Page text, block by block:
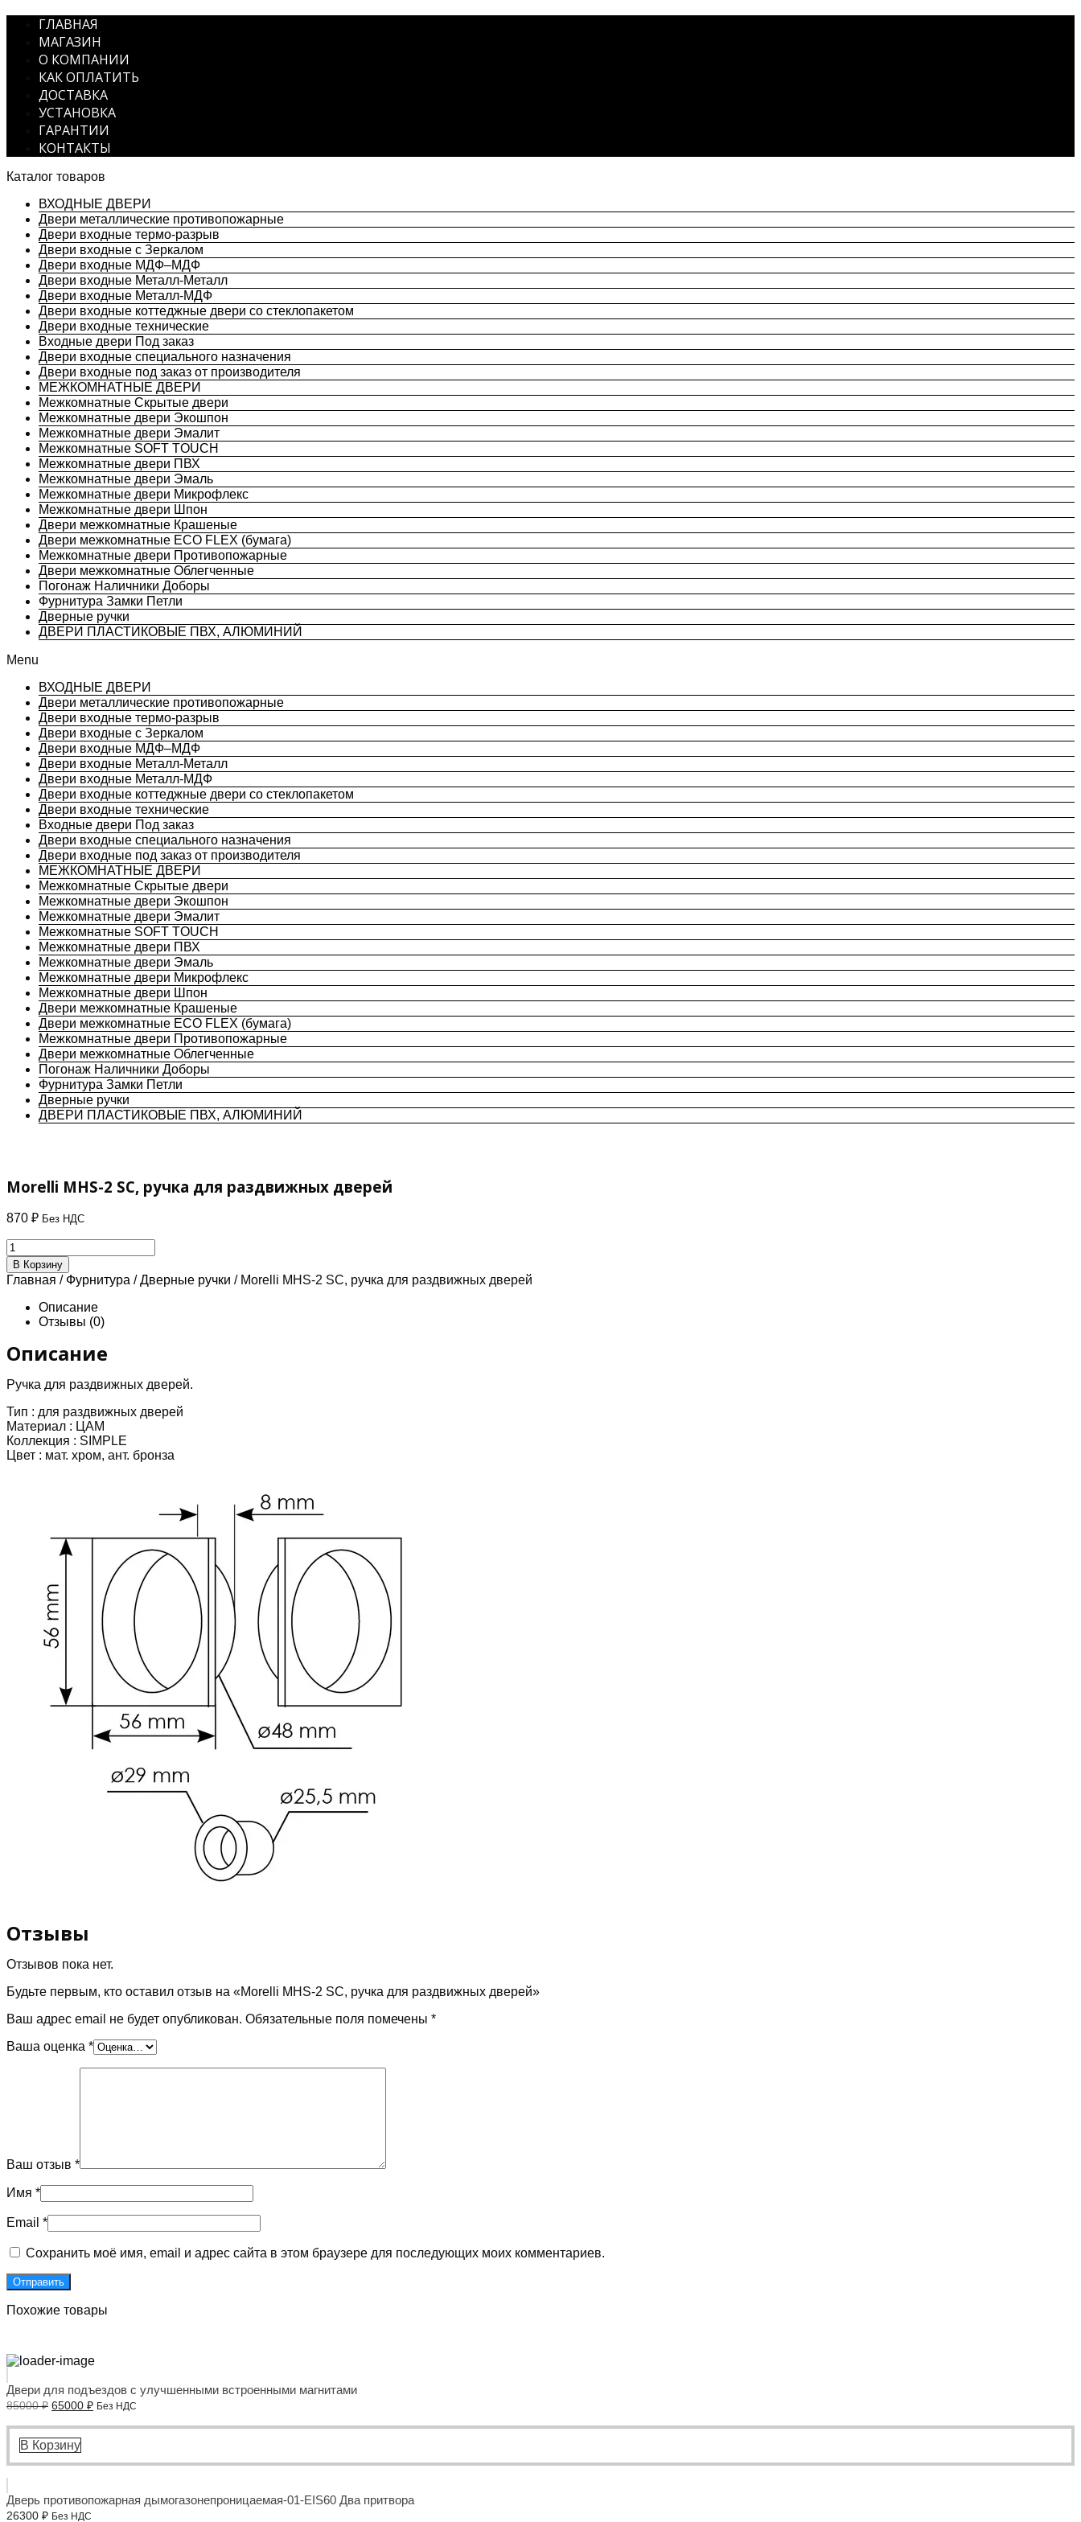
ГЛАВНАЯ
МАГАЗИН
О КОМПАНИИ
КАК ОПЛАТИТЬ
ДОСТАВКА
УСТАНОВКА
ГАРАНТИИ
КОНТАКТЫ
Каталог товаров
ВХОДНЫЕ ДВЕРИ
Двери металлические противопожарные
Двери входные термо-разрыв
Двери входные с Зеркалом
Двери входные МДФ–МДФ
Двери входные Металл-Металл
Двери входные Металл-МДФ
Двери входные коттеджные двери со стеклопакетом
Двери входные технические
Входные двери Под заказ
Двери входные специального назначения
Двери входные под заказ от производителя
МЕЖКОМНАТНЫЕ ДВЕРИ
Межкомнатные Скрытые двери
Межкомнатные двери Экошпон
Межкомнатные двери Эмалит
Межкомнатные SOFT TOUCH
Межкомнатные двери ПВХ
Межкомнатные двери Эмаль
Межкомнатные двери Микрофлекс
Межкомнатные двери Шпон
Двери межкомнатные Крашеные
Двери межкомнатные ECO FLEX (бумага)
Межкомнатные двери Противопожарные
Двери межкомнатные Облегченные
Погонаж Наличники Доборы
Фурнитура Замки Петли
Дверные ручки
ДВЕРИ ПЛАСТИКОВЫЕ ПВХ, АЛЮМИНИЙ
Menu
ВХОДНЫЕ ДВЕРИ
Двери металлические противопожарные
Двери входные термо-разрыв
Двери входные с Зеркалом
Двери входные МДФ–МДФ
Двери входные Металл-Металл
Двери входные Металл-МДФ
Двери входные коттеджные двери со стеклопакетом
Двери входные технические
Входные двери Под заказ
Двери входные специального назначения
Двери входные под заказ от производителя
МЕЖКОМНАТНЫЕ ДВЕРИ
Межкомнатные Скрытые двери
Межкомнатные двери Экошпон
Межкомнатные двери Эмалит
Межкомнатные SOFT TOUCH
Межкомнатные двери ПВХ
Межкомнатные двери Эмаль
Межкомнатные двери Микрофлекс
Межкомнатные двери Шпон
Двери межкомнатные Крашеные
Двери межкомнатные ECO FLEX (бумага)
Межкомнатные двери Противопожарные
Двери межкомнатные Облегченные
Погонаж Наличники Доборы
Фурнитура Замки Петли
Дверные ручки
ДВЕРИ ПЛАСТИКОВЫЕ ПВХ, АЛЮМИНИЙ
Morelli MHS-2 SC, ручка для раздвижных дверей
870 ₽ Без НДС
Количество
товара
Morelli
MHS-
SC,
для
раздвижных
В Корзину
Главная / Фурнитура /Дверные ручки / Morelli MHS-2 SC, ручка для раздвижных дверей
Описание
Отзывы (0)
Описание
Ручка для раздвижных дверей.
Тип : для раздвижных дверей
Материал : ЦАМ
Коллекция : SIMPLE
Цвет : мат. хром, ант. бронза
Отзывы
Отзывов пока нет.
Будьте первым, кто оставил отзыв на «Morelli MHS-2 SC, ручка для раздвижных дверей»
Ваш адрес email не будет опубликован. Обязательные поля помечены *
Ваша оценка *
Ваш отзыв *
Имя *
Email *
Сохранить моё имя, email и адрес сайта в этом браузере для последующих моих комментариев.
Похожие товары
Двери для подъездов с улучшенными встроенными магнитами
85000₽ Первоначальная
составляла
85000 ₽.
65000 ₽Текущая
65000 ₽.
Без НДС
В Корзину
Дверь противопожарная дымогазонепроницаемая-01-EIS60 Два притвора
26300 ₽ Без НДС